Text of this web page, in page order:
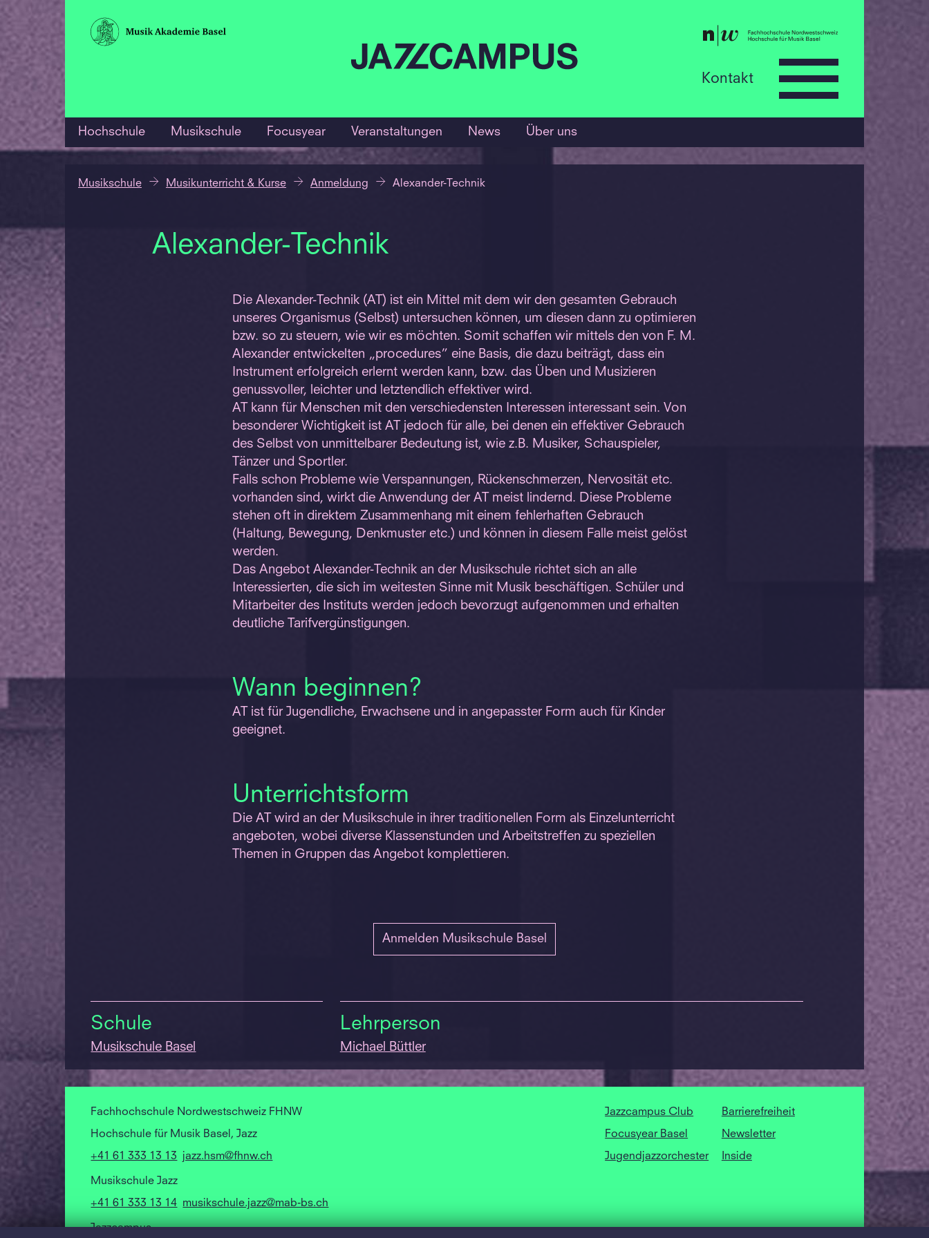
Kontakt
Hochschule Musikschule Focusyear Veranstaltungen News Über uns
Musikschule Musikunterricht & Kurse Anmeldung Alexander-Technik
Alexander-Technik
Die Alexander-Technik (AT) ist ein Mittel mit dem wir den gesamten Gebrauch
unseres Organismus (Selbst) untersuchen können, um diesen dann zu optimieren
bzw. so zu steuern, wie wir es möchten. Somit schaffen wir mittels den von F. M.
Alexander entwickelten „procedures” eine Basis, die dazu beiträgt, dass ein
Instrument erfolgreich erlernt werden kann, bzw. das Üben und Musizieren
genussvoller, leichter und letztendlich effektiver wird.
AT kann für Menschen mit den verschiedensten Interessen interessant sein. Von
besonderer Wichtigkeit ist AT jedoch für alle, bei denen ein effektiver Gebrauch
des Selbst von unmittelbarer Bedeutung ist, wie z.B. Musiker, Schauspieler,
Tänzer und Sportler.
Falls schon Probleme wie Verspannungen, Rückenschmerzen, Nervosität etc.
vorhanden sind, wirkt die Anwendung der AT meist lindernd. Diese Probleme
stehen oft in direktem Zusammenhang mit einem fehlerhaften Gebrauch
(Haltung, Bewegung, Denkmuster etc.) und können in diesem Falle meist gelöst
werden.
Das Angebot Alexander-Technik an der Musikschule richtet sich an alle
Interessierten, die sich im weitesten Sinne mit Musik beschäftigen. Schüler und
Mitarbeiter des Instituts werden jedoch bevorzugt aufgenommen und erhalten
deutliche Tarifvergünstigungen.
Wann beginnen?
AT ist für Jugendliche, Erwachsene und in angepasster Form auch für Kinder
geeignet.
Unterrichtsform
Die AT wird an der Musikschule in ihrer traditionellen Form als Einzelunterricht
angeboten, wobei diverse Klassenstunden und Arbeitstreffen zu speziellen
Themen in Gruppen das Angebot komplettieren.
Anmelden Musikschule Basel
Schule
Musikschule Basel
Lehrperson
Michael Büttler
Fachhochschule Nordwestschweiz FHNW
Hochschule für Musik Basel, Jazz
+41 61 333 13 13
jazz.hsm@fhnw.ch
Musikschule Jazz
+41 61 333 13 14 musikschule.jazz@mab-bs.ch
Jazzcampus
Jazzcampus Club
Focusyear Basel
Jugendjazzorchester
Barrierefreiheit
Newsletter
Inside